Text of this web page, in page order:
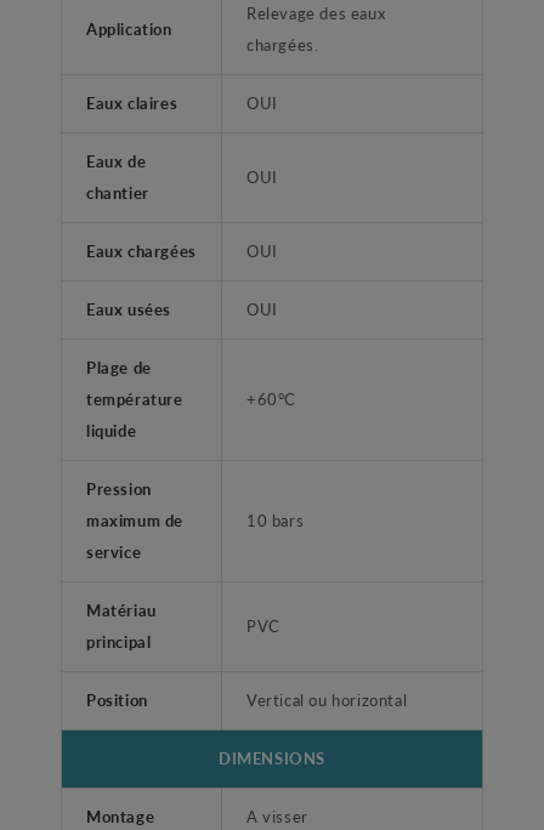
Application
Relevage des eaux
chargées.
Eaux claires OUI
Eaux de
chantier
OUI
Eaux chargées OUI
Eaux usées OUI
Plage de
température
liquide
+60°C
Pression
maximum de
service
10 bars
Matériau
principal
PVC
Position Vertical ou horizontal
DIMENSIONS
Montage A visser